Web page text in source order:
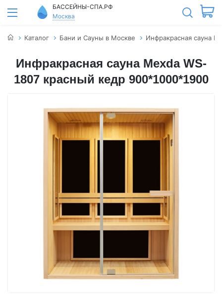
БАССЕЙНЫ-СПА.РФ
Москва
Каталог Бани и Сауны в Москве Инфракрасная сауна
Инфракрасная сауна Mexda WS-
1807 красный кедр 900*1000*1900